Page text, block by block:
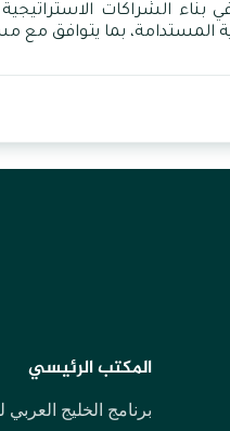
بناء الشراكات الاستراتيجية
المستدامة، بما يتوافق مع
المكتب الرئيسي
برنامج الخليج العربي